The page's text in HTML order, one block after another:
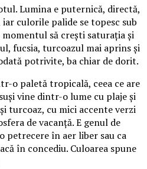
Lumina e puternică, directă,
culorile palide se topesc sub
momentul să crești saturația și
fucsia, turcoazul mai aprins și
potrivite, ba chiar de dorit.
o paletă tropicală, ceea ce are
vine dintr-o lume cu plaje și
turcoaz, cu mici accente verzi
de vacanță. E genul de
petrecere în aer liber sau ca
în concediu. Culoarea spune